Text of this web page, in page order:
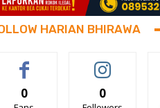
HARIAN BHIRAWA
0 0